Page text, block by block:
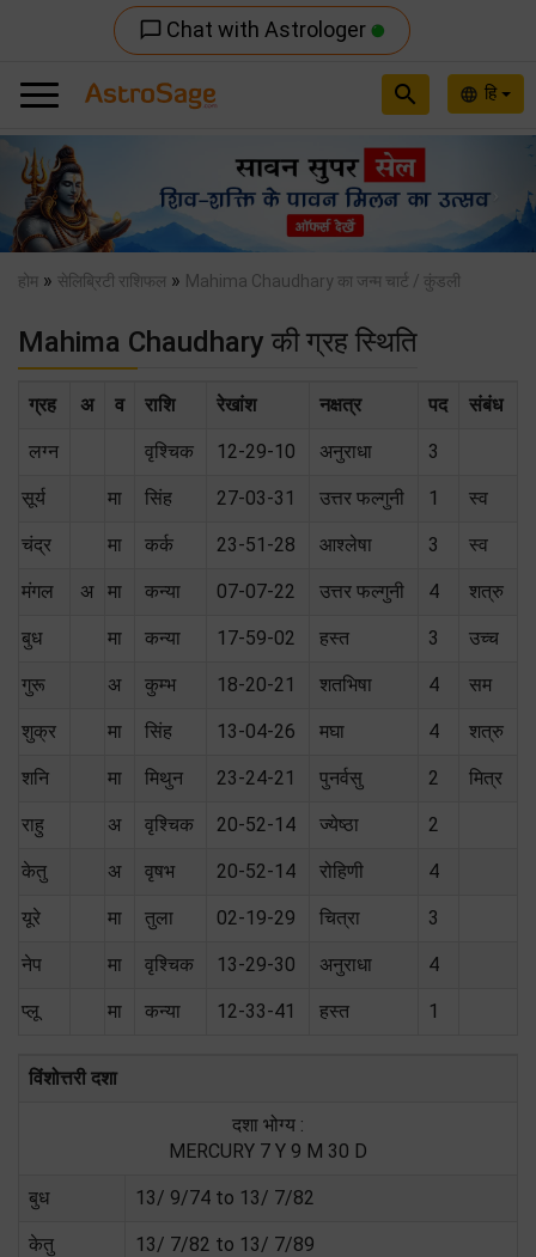
chat_bubble_outline Chat with Astrologer
language हि
search
Previous
होम » सेलिब्रिटी राशिफल » Mahima Chaudhary का जन्म चार्ट / कुंडली
Mahima Chaudhary की ग्रह स्थिति
ग्रह अ व राशि रेखांश नक्षत्र पद संबंध
लग्न वृश्चिक 12-29-10 अनुराधा 3
सूर्य मा सिंह 27-03-31 उत्तर फल्गुनी 1 स्‍व
चंद्र मा कर्क 23-51-28 आश्लेषा 3 स्‍व
मंगल अ मा कन्या 07-07-22 उत्तर फल्गुनी 4 शत्रु
बुध मा कन्या 17-59-02 हस्त 3 उच्च
गुरू अ कुम्भ 18-20-21 शतभिषा 4 सम
शुक्र मा सिंह 13-04-26 मघा 4 शत्रु
शनि मा मिथुन 23-24-21 पुनर्वसु 2 मित्र
राहु अ वृश्चिक 20-52-14 ज्येष्ठा 2
केतु अ वृषभ 20-52-14 रोहिणी 4
यूरे मा तुला 02-19-29 चित्रा 3
नेप मा वृश्चिक 13-29-30 अनुराधा 4
प्लू मा कन्या 12-33-41 हस्त 1
विंशोत्तरी दशा
दशा भोग्य :
MERCURY 7 Y 9 M 30 D
बुध 13/ 9/74 to 13/ 7/82
केतु 13/ 7/82 to 13/ 7/89